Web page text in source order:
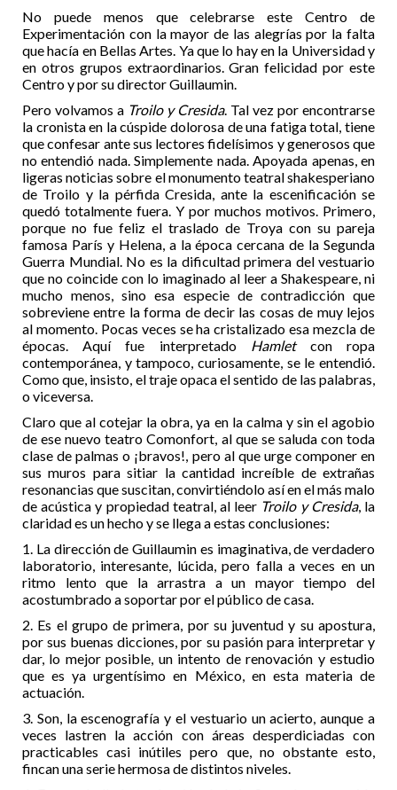
No puede menos que celebrarse este Centro de
Experimentación con la mayor de las alegrías por la falta
que hacía en Bellas Artes. Ya que lo hay en la Universidad y
en otros grupos extraordinarios. Gran felicidad por este
Centro y por su director Guillaumin.
Pero volvamos a Troilo y Cresida. Tal vez por encontrarse
la cronista en la cúspide dolorosa de una fatiga total, tiene
que confesar ante sus lectores fidelísimos y generosos que
no entendió nada. Simplemente nada. Apoyada apenas, en
ligeras noticias sobre el monumento teatral shakesperiano
de Troilo y la pérfida Cresida, ante la escenificación se
quedó totalmente fuera. Y por muchos motivos. Primero,
porque no fue feliz el traslado de Troya con su pareja
famosa París y Helena, a la época cercana de la Segunda
Guerra Mundial. No es la dificultad primera del vestuario
que no coincide con lo imaginado al leer a Shakespeare, ni
mucho menos, sino esa especie de contradicción que
sobreviene entre la forma de decir las cosas de muy lejos
al momento. Pocas veces se ha cristalizado esa mezcla de
épocas. Aquí fue interpretado
Hamletcon ropa
contemporánea, y tampoco, curiosamente, se le entendió.
Como que, insisto, el traje opaca el sentido de las palabras,
o viceversa.
Claro que al cotejar la obra, ya en la calma y sin el agobio
de ese nuevo teatro Comonfort, al que se saluda con toda
clase de palmas o ¡bravos!, pero al que urge componer en
sus muros para sitiar la cantidad increíble de extrañas
resonancias que suscitan, convirtiéndolo así en el más malo
de acústica y propiedad teatral, al leer Troilo y Cresida, la
claridad es un hecho y se llega a estas conclusiones:
1. La dirección de Guillaumin es imaginativa, de verdadero
laboratorio, interesante, lúcida, pero falla a veces en un
ritmo lento que la arrastra a un mayor tiempo del
acostumbrado a soportar por el público de casa.
2. Es el grupo de primera, por su juventud y su apostura,
por sus buenas dicciones, por su pasión para interpretar y
dar, lo mejor posible, un intento de renovación y estudio
que es ya urgentísimo en México, en esta materia de
actuación.
3. Son, la escenografía y el vestuario un acierto, aunque a
veces lastren la acción con áreas desperdiciadas con
practicables casi inútiles pero que, no obstante esto,
fincan una serie hermosa de distintos niveles.